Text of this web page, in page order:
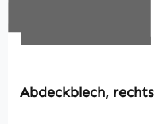
Abdeckblech, rechts